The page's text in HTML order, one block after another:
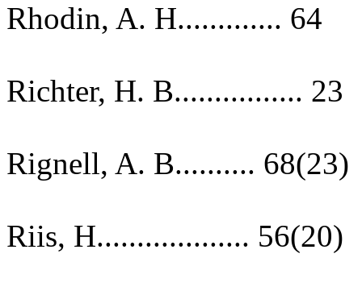
Rhodin, A. H............. 64
Richter, H. B................ 23
Rignell, A. B.......... 68(23)
Riis, H................... 56(20)